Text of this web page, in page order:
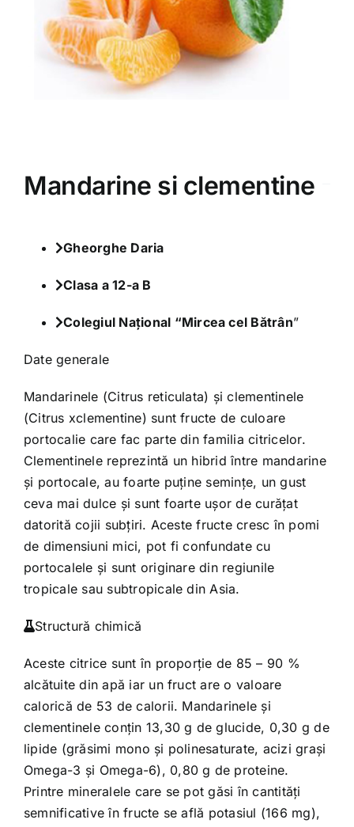
Varia
Clubul Iubim Fructele
Mandarine si clementine
Gheorghe Daria
Clasa a 12-a B
Colegiul Național “Mircea cel Bătrân”
Date generale
Mandarinele (Citrus reticulata) și clementinele
(Citrus xclementine) sunt fructe de culoare
portocalie care fac parte din familia citricelor.
Clementinele reprezintă un hibrid între mandarine
și portocale, au foarte puține semințe, un gust
ceva mai dulce și sunt foarte ușor de curățat
datorită cojii subțiri. Aceste fructe cresc în pomi
de dimensiuni mici, pot fi confundate cu
portocalele și sunt originare din regiunile
tropicale sau subtropicale din Asia.
Structură chimică
Aceste citrice sunt în proporție de 85 – 90 %
alcătuite din apă iar un fruct are o valoare
calorică de 53 de calorii. Mandarinele și
clementinele conțin 13,30 g de glucide, 0,30 g de
lipide (grăsimi mono și polinesaturate, acizi grași
Omega-3 și Omega-6), 0,80 g de proteine.
Printre mineralele care se pot găsi în cantități
semnificative în fructe se află potasiul (166 mg),